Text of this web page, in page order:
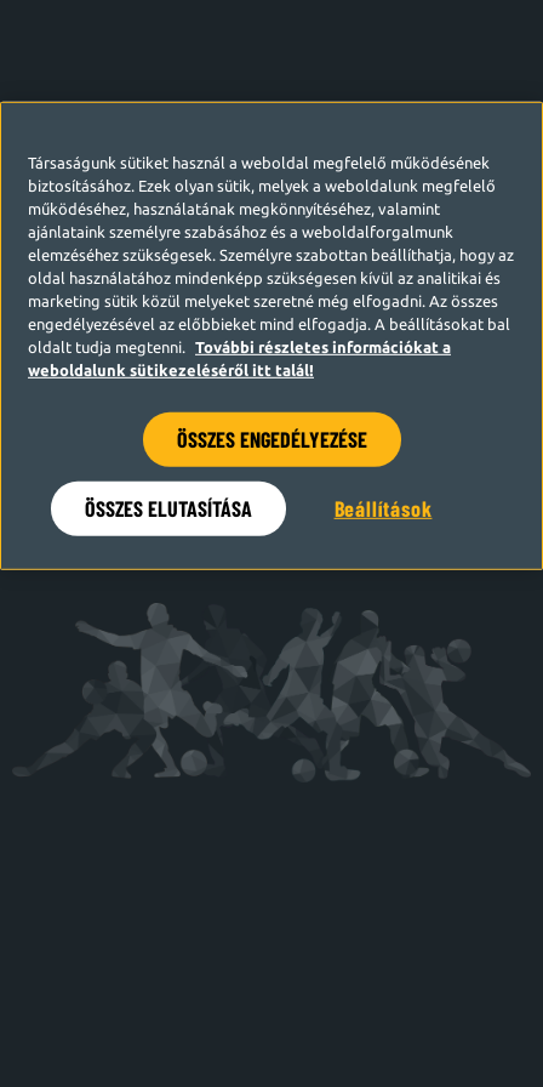
Hamarosan visszatérünk
Társaságunk sütiket használ a weboldal megfelelő működésének
biztosításához. Ezek olyan sütik, melyek a weboldalunk megfelelő
működéséhez, használatának megkönnyítéséhez, valamint
ajánlataink személyre szabásához és a weboldalforgalmunk
elemzéséhez szükségesek. Személyre szabottan beállíthatja, hogy az
oldal használatához mindenképp szükségesen kívül az analitikai és
marketing sütik közül melyeket szeretné még elfogadni. Az összes
engedélyezésével az előbbieket mind elfogadja. A beállításokat bal
oldalt tudja megtenni.
További részletes információkat a
weboldalunk sütikezeléséről itt talál!
ÖSSZES ENGEDÉLYEZÉSE
ÖSSZES ELUTASÍTÁSA Beállítások